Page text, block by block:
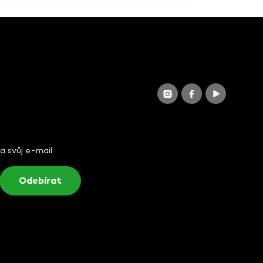
svůj e-mail